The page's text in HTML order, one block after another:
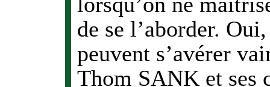
de se l’aborder.
peuvent s’avérer
Thom SANK et ses